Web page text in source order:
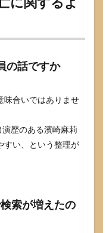
の話ですか
味合いではありませ
演歴のある濱崎麻莉
すい、という整理が
索が増えたの